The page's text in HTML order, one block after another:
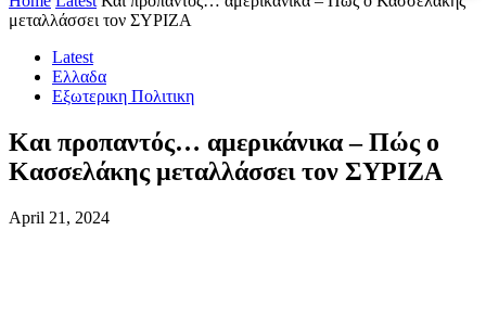
μεταλλάσσει τον ΣΥΡΙΖΑ
Latest
Ελλαδα
Εξωτερικη Πολιτικη
Και προπαντός… αμερικάνικα – Πώς ο
Κασσελάκης μεταλλάσσει τον ΣΥΡΙΖΑ
April 21, 2024